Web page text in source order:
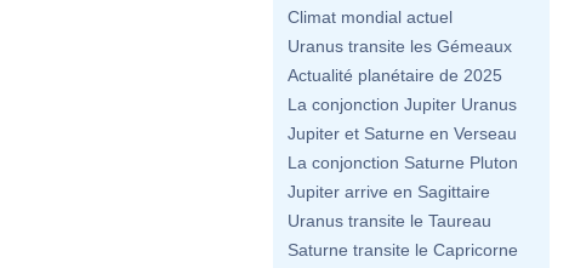
Climat mondial actuel
Uranus transite les Gémeaux
Actualité planétaire de 2025
La conjonction Jupiter Uranus
Jupiter et Saturne en Verseau
La conjonction Saturne Pluton
Jupiter arrive en Sagittaire
Uranus transite le Taureau
Saturne transite le Capricorne